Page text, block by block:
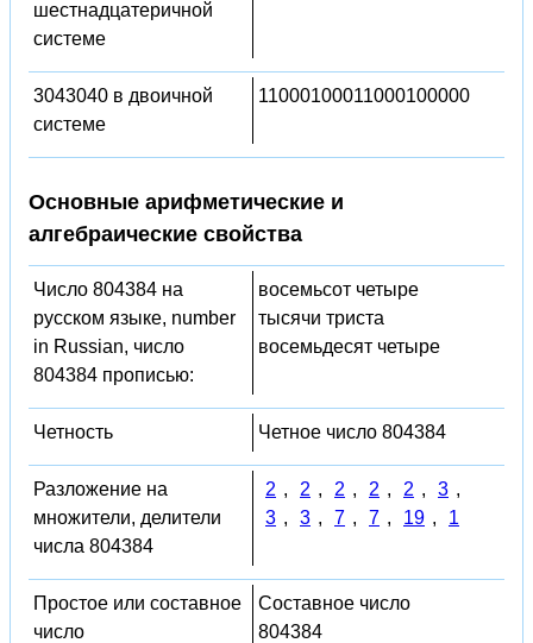
шестнадцатеричной
системе
3043040 в двоичной
системе
11000100011000100000
Основные арифметические и
алгебраические свойства
Число 804384 на
русском языке, number
in Russian, число
804384 прописью:
восемьсот четыре
тысячи триста
восемьдесят четыре
Четность Четное число 804384
Разложение на
множители, делители
числа 804384
2 , 2 , 2 , 2 , 2 , 3 ,
3 , 3 , 7 , 7 , 19 , 1
Простое или составное
число
Составное число
804384